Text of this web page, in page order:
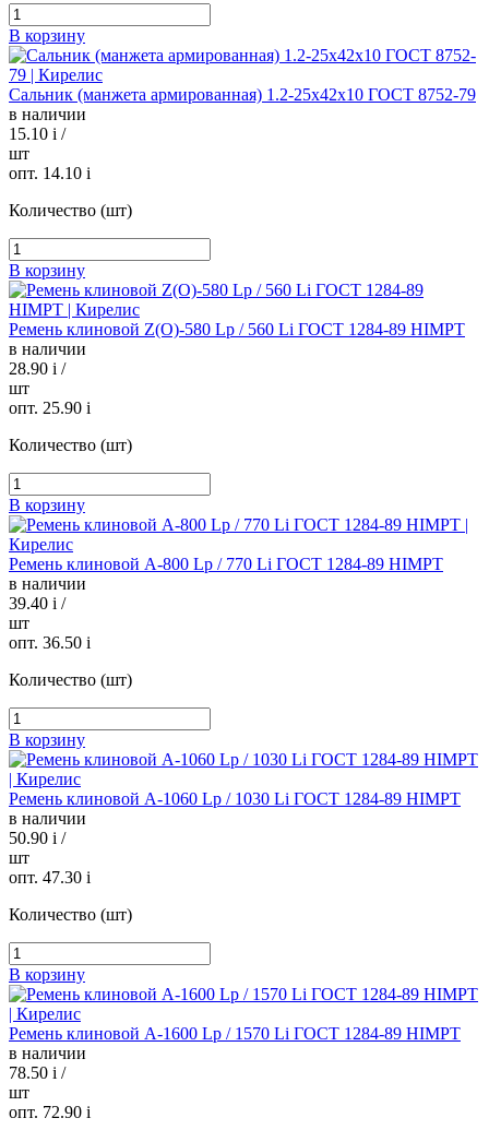
В корзину
Сальник (манжета армированная) 1.2-25х42х10 ГОСТ 8752-79
в наличии
15.10 i /
шт
опт. 14.10 i
Количество (шт)
В корзину
Ремень клиновой Z(O)-580 Lp / 560 Li ГОСТ 1284-89 HIMPT
в наличии
28.90 i /
шт
опт. 25.90 i
Количество (шт)
В корзину
Ремень клиновой А-800 Lp / 770 Li ГОСТ 1284-89 HIMPT
в наличии
39.40 i /
шт
опт. 36.50 i
Количество (шт)
В корзину
Ремень клиновой А-1060 Lp / 1030 Li ГОСТ 1284-89 HIMPT
в наличии
50.90 i /
шт
опт. 47.30 i
Количество (шт)
В корзину
Ремень клиновой А-1600 Lp / 1570 Li ГОСТ 1284-89 HIMPT
в наличии
78.50 i /
шт
опт. 72.90 i